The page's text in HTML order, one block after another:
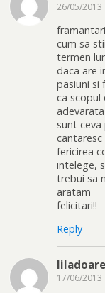
26/05/2013
cum sa
termen
daca are
pasiuni si
ca scopul
sunt
fericirea
intelege,
trebui sa
aratam
felicitari!!
Reply
17/06/2013